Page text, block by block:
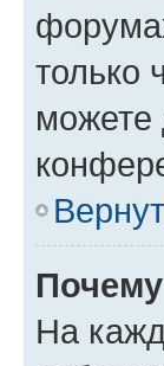
только
можете
На